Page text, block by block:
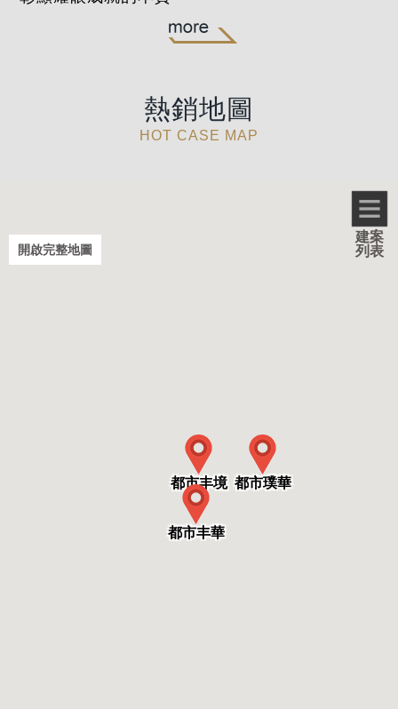
熱銷地圖
HOT CASE MAP
都市丰境 都市璞華
都市丰華
開啟完整地圖
建案
列表